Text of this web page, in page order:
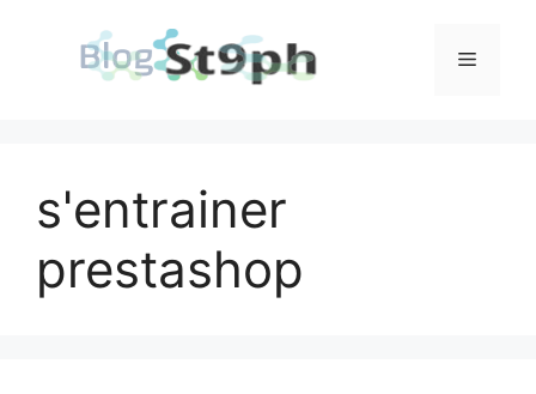
Menu
s'entrainer
prestashop